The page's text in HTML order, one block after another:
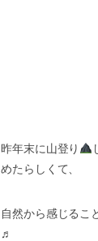
昨年末に山登り
めたらしくて、
自然から感じるこ
♬